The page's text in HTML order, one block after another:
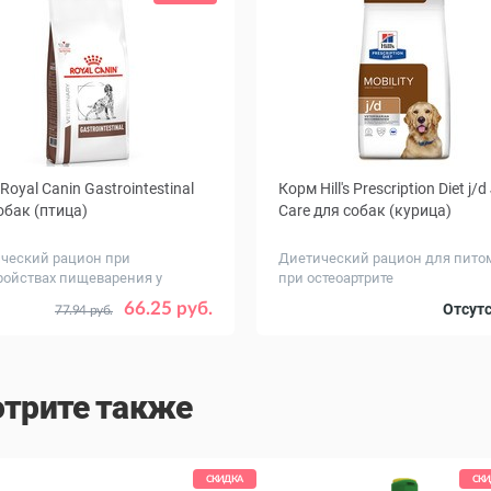
Canin Gastrointestinal
(птица)
рацион при
пищеварения у
66.25 руб.
77.94 руб. 2 15
Корм Hill's Prescription Diet j/d
Care для собак (курица)
Диетический рацион для
при остеоартрите
12
также
СКИДКА